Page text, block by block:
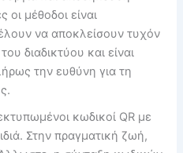
οι μέθοδοι είναι
να αποκλείσουν τυχόν
διαδικτύου και είναι
την ευθύνη για τη
κωδικοί QR με
Στην πραγματική ζωή,